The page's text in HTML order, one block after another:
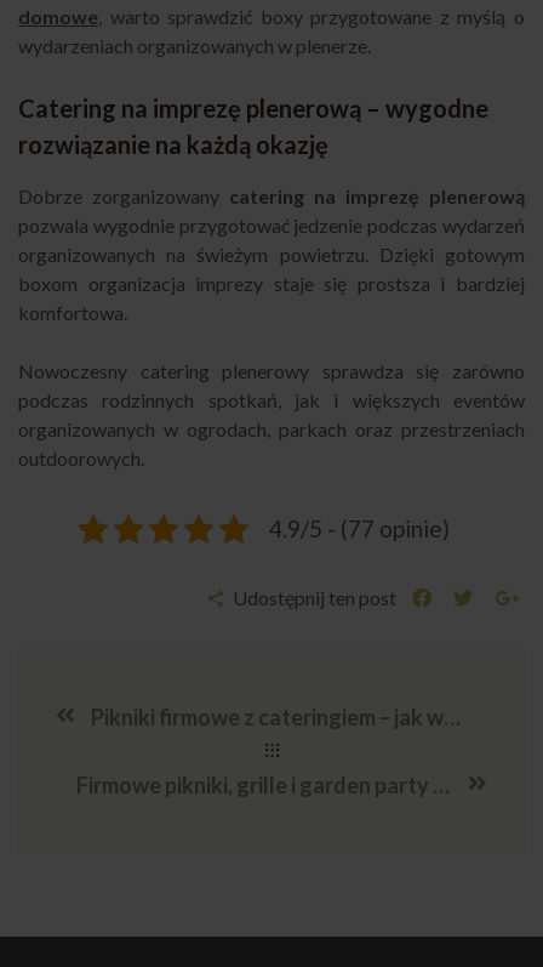
domowe, warto sprawdzić boxy przygotowane z myślą o
wydarzeniach organizowanych w plenerze.
Catering na imprezę plenerową – wygodne
rozwiązanie na każdą okazję
Dobrze zorganizowany catering na imprezę plenerową
pozwala wygodnie przygotować jedzenie podczas wydarzeń
organizowanych na świeżym powietrzu. Dzięki gotowym
boxom organizacja imprezy staje się prostsza i bardziej
komfortowa.
Nowoczesny catering plenerowy sprawdza się zarówno
podczas rodzinnych spotkań, jak i większych eventów
organizowanych w ogrodach, parkach oraz przestrzeniach
outdoorowych.
4.9/5 - (77 opinie)
Udostępnij ten post
Pikniki firmowe z cateringiem – jak wygodnie zorganizować event
Firmowe pikniki, grille i garden party – catering na imprezy